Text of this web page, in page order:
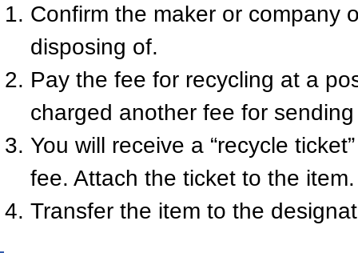
Confirm the maker or company
disposing of.
Pay the fee for recycling at a
charged another fee for
You will receive a “recycle
fee. Attach the ticket to the item.
Transfer the item to the